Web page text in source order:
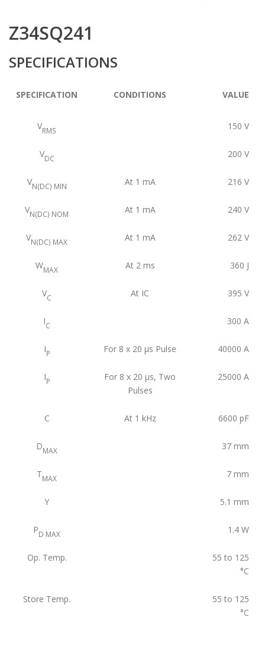
Z34SQ241
SPECIFICATIONS
SPECIFICATION CONDITIONS VALUE
VRMS 150 V
VDC 200 V
VN(DC) MIN At 1 mA 216 V
VN(DC) NOM At 1 mA 240 V
VN(DC) MAX At 1 mA 262 V
WMAX At 2 ms 360 J
VC At IC 395 V
IC 300 A
IP For 8 x 20 μs Pulse 40000 A
IP
For 8 x 20 μs, Two
Pulses
25000 A
C At 1 kHz 6600 pF
DMAX 37 mm
TMAX 7 mm
Y 5.1 mm
PD MAX 1.4 W
Op. Temp.
55 to 125
°C
Store Temp.
55 to 125
°C